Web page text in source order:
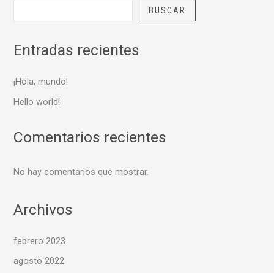
BUSCAR
Entradas recientes
¡Hola, mundo!
Hello world!
Comentarios recientes
No hay comentarios que mostrar.
Archivos
febrero 2023
agosto 2022